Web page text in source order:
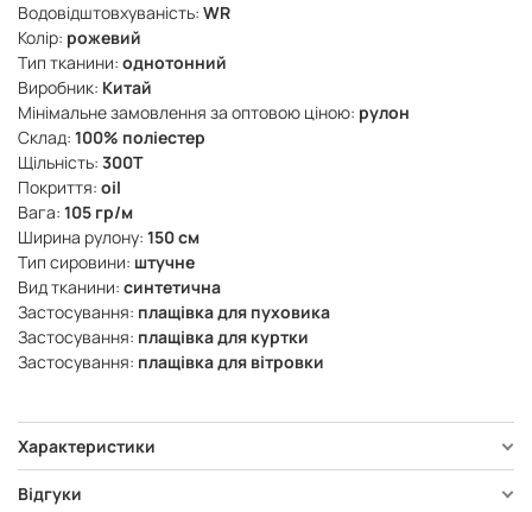
Водовідштовхуваність: WR
Колір: рожевий
Тип тканини: однотонний
Виробник: Китай
Мінімальне замовлення за оптовою ціною: рулон
Склад: 100% поліестер
Щільність: 300Т
Покриття: oil
Вага: 105 гр/м
Ширина рулону: 150 см
Тип сировини: штучне
Вид тканини: синтетична
Застосування: плащівка для пуховика
Застосування: плащівка для куртки
Застосування: плащівка для вітровки
Характеристики
Відгуки